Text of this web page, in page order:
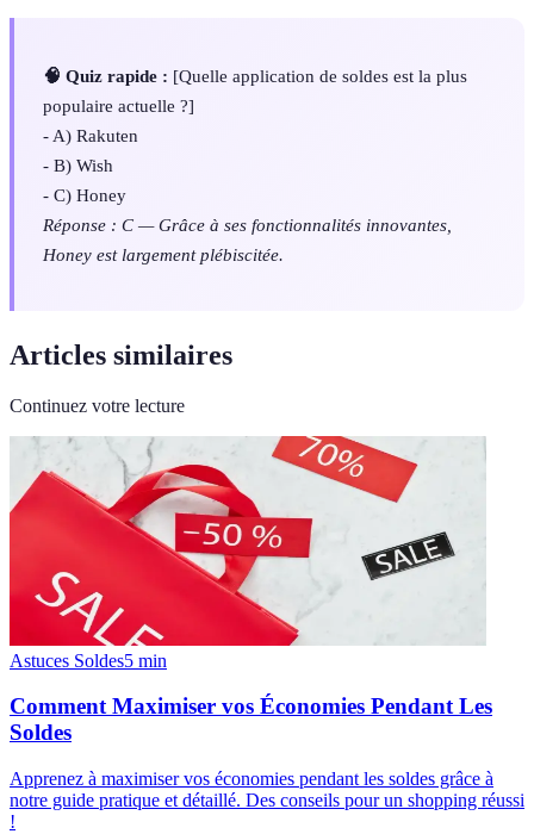
🧠 Quiz rapide : [Quelle application de soldes est la plus
populaire actuelle ?]
- A) Rakuten
- B) Wish
- C) Honey
Réponse : C — Grâce à ses fonctionnalités innovantes,
Honey est largement plébiscitée.
Articles similaires
Continuez votre lecture
Astuces Soldes5 min
Comment Maximiser vos Économies Pendant Les
Soldes
Apprenez à maximiser vos économies pendant les soldes grâce à
notre guide pratique et détaillé. Des conseils pour un shopping réussi
!